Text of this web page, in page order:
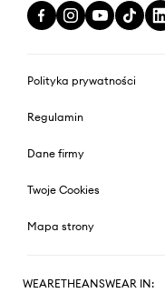
Polityka prywatności
Regulamin
Dane firmy
Twoje Cookies
Mapa strony
WEARETHEANSWEAR IN: